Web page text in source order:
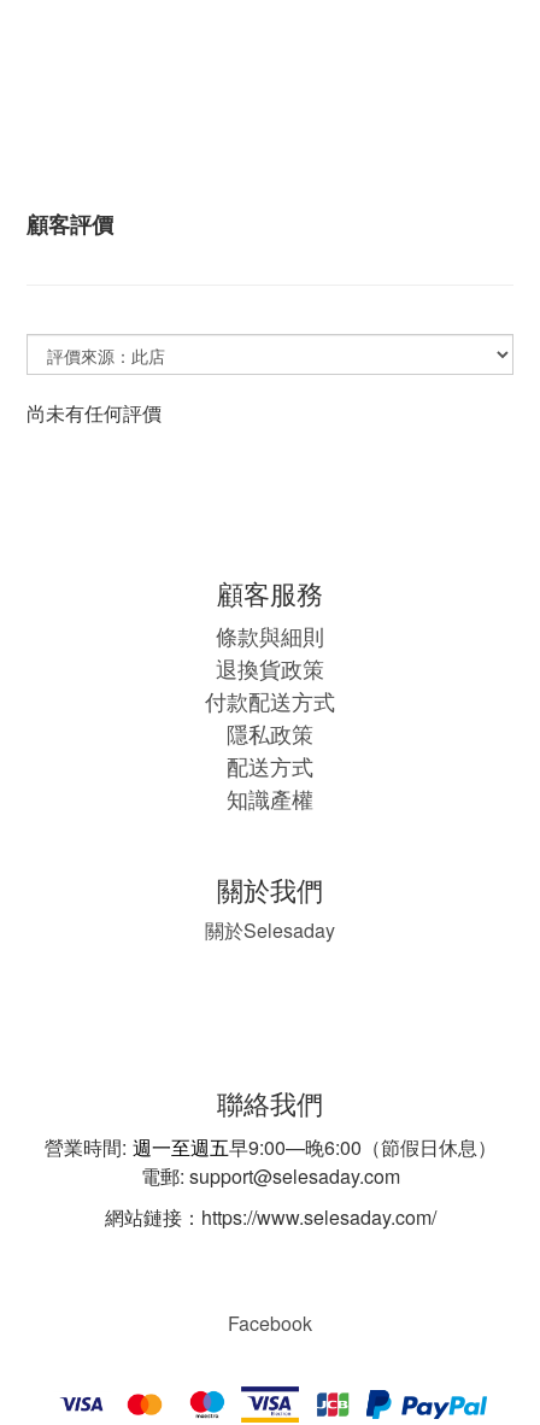
顧客評價
尚未有任何評價
顧客服務
條款與細則
退換貨政策
付款配送方式
隱私政策
配送方式
知識產權
關於我們
關於Selesaday
聯絡我們
營業時間: 週一至週五早9:00—晚6:00（節假日休息）
電郵: support@selesaday.com
網站鏈接：https://www.selesaday.com/
Facebook